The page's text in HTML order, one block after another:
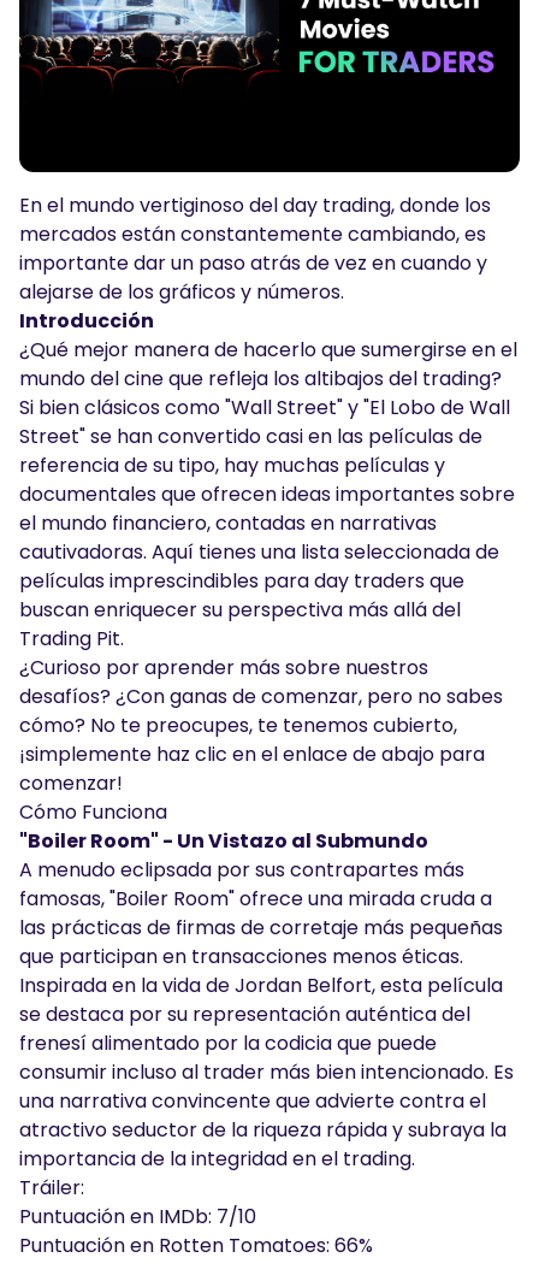
Podcasts
HERRAMIENTAS DE TRADING
Horario festivo del mercado
Iniciar sesión Regístrate
En el mundo vertiginoso del day trading, donde los
mercados están constantemente cambiando, es
importante dar un paso atrás de vez en cuando y
alejarse de los gráficos y números.
Introducción
¿Qué mejor manera de hacerlo que sumergirse en el
mundo del cine que refleja los altibajos del trading?
Si bien clásicos como "Wall Street" y "El Lobo de Wall
Street" se han convertido casi en las películas de
referencia de su tipo, hay muchas películas y
documentales que ofrecen ideas importantes sobre
el mundo financiero, contadas en narrativas
cautivadoras. Aquí tienes una lista seleccionada de
películas imprescindibles para day traders que
buscan enriquecer su perspectiva más allá del
Trading Pit.
¿Curioso por aprender más sobre nuestros
desafíos? ¿Con ganas de comenzar, pero no sabes
cómo? No te preocupes, te tenemos cubierto,
¡simplemente haz clic en el enlace de abajo para
comenzar!
Cómo Funciona
"Boiler Room" - Un Vistazo al Submundo
A menudo eclipsada por sus contrapartes más
famosas, "Boiler Room" ofrece una mirada cruda a
las prácticas de firmas de corretaje más pequeñas
que participan en transacciones menos éticas.
Inspirada en la vida de Jordan Belfort, esta película
se destaca por su representación auténtica del
frenesí alimentado por la codicia que puede
consumir incluso al trader más bien intencionado. Es
una narrativa convincente que advierte contra el
atractivo seductor de la riqueza rápida y subraya la
importancia de la integridad en el trading.
Tráiler:
Puntuación en IMDb: 7/10
Puntuación en Rotten Tomatoes: 66%